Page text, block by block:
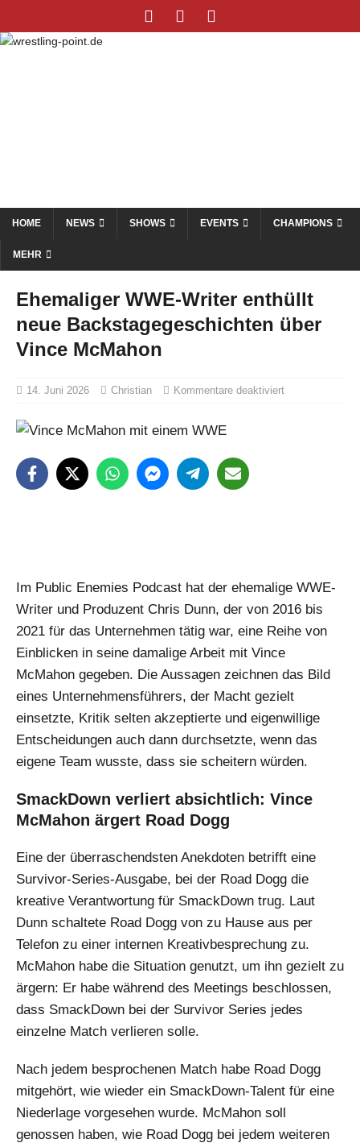
HOME NEWS SHOWS EVENTS CHAMPIONS
MEHR
Ehemaliger WWE-Writer enthüllt
neue Backstagegeschichten über
Vince McMahon
14. Juni 2026 Christian Kommentare deaktiviert
Im Public Enemies Podcast hat der ehemalige WWE-
Writer und Produzent Chris Dunn, der von 2016 bis
2021 für das Unternehmen tätig war, eine Reihe von
Einblicken in seine damalige Arbeit mit Vince
McMahon gegeben. Die Aussagen zeichnen das Bild
eines Unternehmensführers, der Macht gezielt
einsetzte, Kritik selten akzeptierte und eigenwillige
Entscheidungen auch dann durchsetzte, wenn das
eigene Team wusste, dass sie scheitern würden.
SmackDown verliert absichtlich: Vince
McMahon ärgert Road Dogg
Eine der überraschendsten Anekdoten betrifft eine
Survivor-Series-Ausgabe, bei der Road Dogg die
kreative Verantwortung für SmackDown trug. Laut
Dunn schaltete Road Dogg von zu Hause aus per
Telefon zu einer internen Kreativbesprechung zu.
McMahon habe die Situation genutzt, um ihn gezielt zu
ärgern: Er habe während des Meetings beschlossen,
dass SmackDown bei der Survivor Series jedes
einzelne Match verlieren solle.
Nach jedem besprochenen Match habe Road Dogg
mitgehört, wie wieder ein SmackDown-Talent für eine
Niederlage vorgesehen wurde. McMahon soll
genossen haben, wie Road Dogg bei jedem weiteren